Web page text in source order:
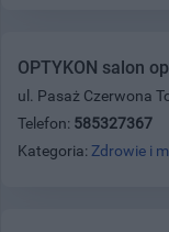
OPTYKON salon
ul. Pasaż Czerwona
Telefon: 585327367
Kategoria: Zdrowie i